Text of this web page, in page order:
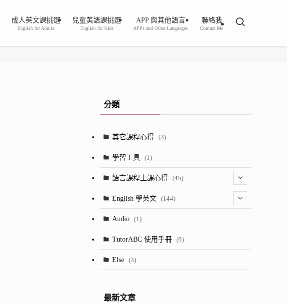
成人英文課挑選
English for Adults
兒童美語課挑選
English for Kids
APP 與其他語言
APPs and Other Languages
聯絡我
Contact Me
分類
其它課程心得 (3)
學習工具 (1)
語言課程上課心得 (45)
(2)
English 學英文 (144)
(13)
Audio (1)
TutorABC 使用手冊 (9)
Else (3)
最新文章